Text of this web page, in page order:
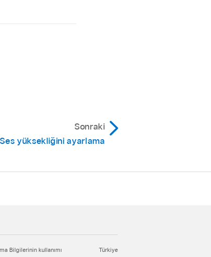
Sonraki
Ses yüksekliğini ayarlama
Türkiye
Bilgilerinin kullanımı